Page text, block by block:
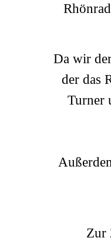
Da wir
der das
Turner
Zur